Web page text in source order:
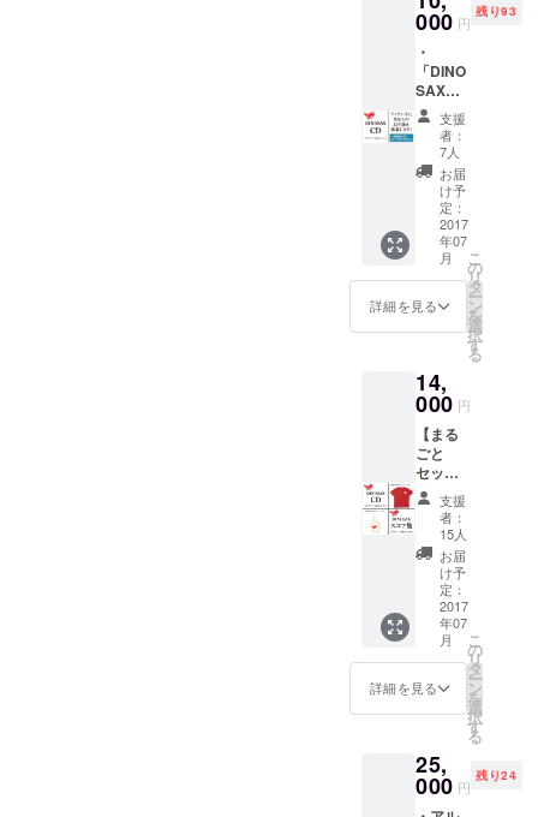
「DINO
SAX」
本多俊
之 直筆
サイン
入り ス
コア集
アルバ
ムに収
録され
ている
全11曲
のスコ
アを、
１冊に
まとめ
（※パー
ト譜は
付いて
おりま
せ
ん。）
000 円
残り93
・
「DINO
SAX」
本多俊
之 直筆
サイン
入りCD
・CDの
ブック
レット
に、あ
なたの
お名前
を掲載
しま
す！ ※
の掲載
は、
2017年
5月7日
（日）
までに
リター
ンを押
してい
ただい
た方の
みとな
りま
す。 5
月8日
（月）
以降に
合、CD
のみの
お届け
支援
者：
7人
お届
け予
定：
2017
年07
月
詳細を見る
こ
の
リ
タ
ー
ン
を
選
択
す
る
14,
000 円
【まる
ごと
セッ
ト】 ・
「DINO
SAX」
本多俊
之 直筆
サイン
入り CD
（※カ
バービ
ニール
は開封
済みに
なって
ますの
でご了
承下さ
支援
者：
15人
お届
け予
定：
2017
年07
月
詳細を見る
こ
の
リ
タ
ー
ン
を
選
択
す
る
25,
000 円
残り24